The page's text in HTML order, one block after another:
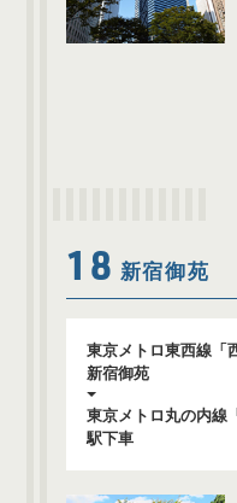
18 新宿御苑
東京メトロ東西線「
新宿御苑
東京メトロ丸の内線
駅下車